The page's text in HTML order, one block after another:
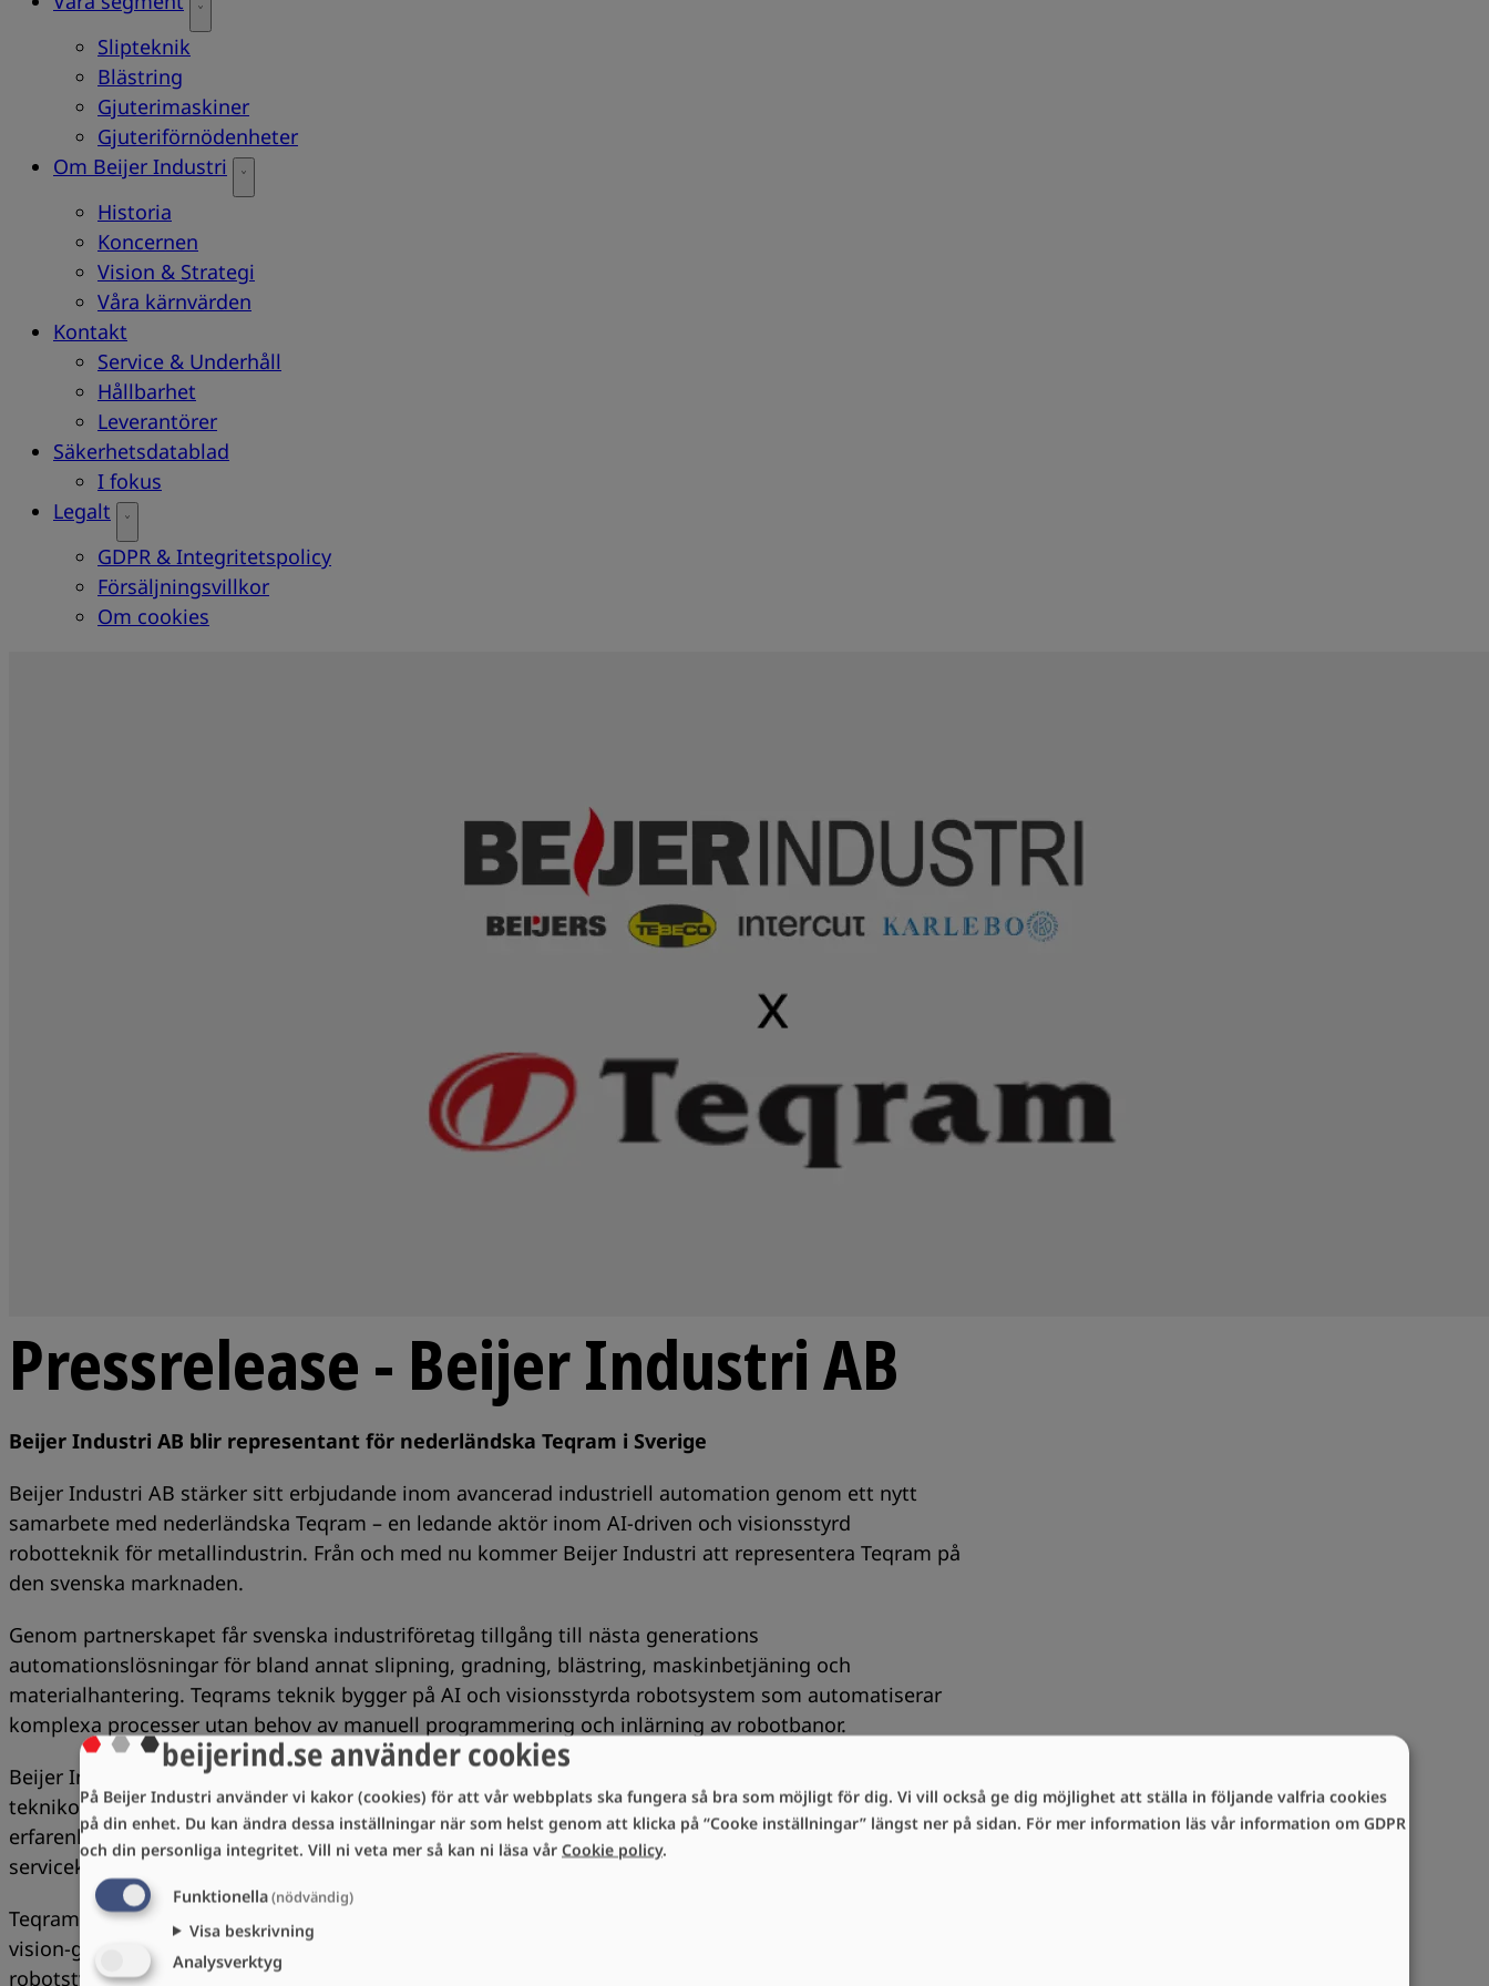
Slipteknik
Blästring
Gjuterimaskiner
Gjuteriförnödenheter
Om Beijer Industri
Historia
Koncernen
Vision & Strategi
Våra kärnvärden
Kontakt
Service & Underhåll
Hållbarhet
Leverantörer
Säkerhetsdatablad
I fokus
Legalt
GDPR & Integritetspolicy
Försäljningsvillkor
Om cookies
Pressrelease - Beijer Industri AB
Beijer Industri AB blir representant för nederländska Teqram i Sverige
Beijer Industri AB stärker sitt erbjudande inom avancerad industriell automation genom ett nytt
samarbete med nederländska Teqram – en ledande aktör inom AI-driven och visionsstyrd
robotteknik för metallindustrin. Från och med nu kommer Beijer Industri att representera Teqram på
den svenska marknaden.
Genom partnerskapet får svenska industriföretag tillgång till nästa generations
automationslösningar för bland annat slipning, gradning, blästring, maskinbetjäning och
materialhantering. Teqrams teknik bygger på AI och visionsstyrda robotsystem som automatiserar
komplexa processer utan behov av manuell programmering och inlärning av robotbanor.
Beijer Industri AB har sedan 1866 varit en långsiktig partner till nordisk industri och erbjuder
teknikorienterade lösningar inom maskiner, automation och industriella processer. Med över 160 års
erfarenhet kombinerar bolaget djup teknisk kompetens med lokal närvaro och stark
servicekapacitet. Bolaget ingår i Beijer Alma via Beijer Tech-koncernen. (beijerind.se)
Teqram grundades 2016 i Zwolle, Nederländerna, och har snabbt etablerat sig som en pionjär inom
vision-guided robotics powered by AI. Företaget utvecklar egen mjukvara, sensorteknik och
robotstyrning internt och erbjuder kompletta turnkey-lösningar för metallbearbetande industri.
beijerind.se använder cookies
På Beijer Industri använder vi kakor (cookies) för att vår webbplats ska fungera så bra som möjligt för dig. Vi vill också ge dig möjlighet att ställa in följande valfria cookies
på din enhet. Du kan ändra dessa inställningar när som helst genom att klicka på “Cooke inställningar” längst ner på sidan. För mer information läs vår information om GDPR
och din personliga integritet. Vill ni veta mer så kan ni läsa vår Cookie policy.
Funktionella(nödvändig)
Visa beskrivning
Analysverktyg